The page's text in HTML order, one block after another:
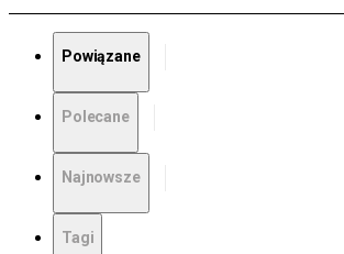
Powiązane
Polecane
Najnowsze
Tagi